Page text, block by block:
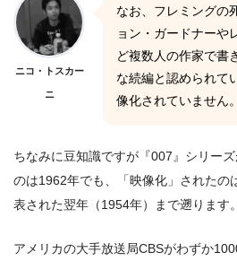
ニコ・トスカー
ニ
なお、フレミングの
ョン・ガードナーや
ど複数人の作家で書
な続編と認められて
像化されていません。
ちなみに豆知識ですが『007』シリー
のは1962年でも、「映像化」されたの
表された翌年（1954年）まで遡ります。
アメリカの大手放送局CBSがわずか